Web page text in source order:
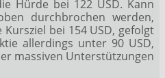
Hürde bei 122 USD. Kann
durchbrochen werden,
bei 154 USD, gefolgt
allerdings unter 90 USD,
massiven Unterstützungen